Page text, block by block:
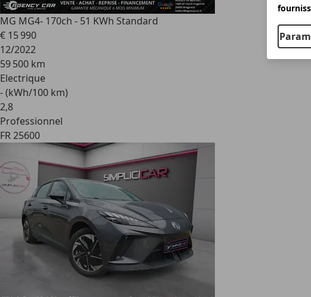
MG MG4- 170ch - 51 KWh Standard
€ 15 990
12/2022
59 500 km
Electrique
- (kWh/100 km)
2,8
Professionnel
FR 25600